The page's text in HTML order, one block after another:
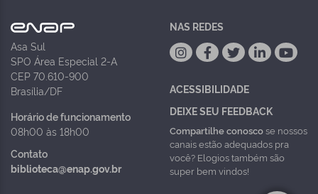
Asa Sul
SPO Área Especial 2-A
CEP 70.610-900
Brasília/DF
Horário de funcionamento
08h00 às 18h00
Contato
biblioteca@enap.gov.br
NAS REDES
ACESSIBILIDADE
DEIXE SEU FEEDBACK
Compartilhe conoscose nossos
canais estão adequados pra
você? Elogios também são
super bem vindos!